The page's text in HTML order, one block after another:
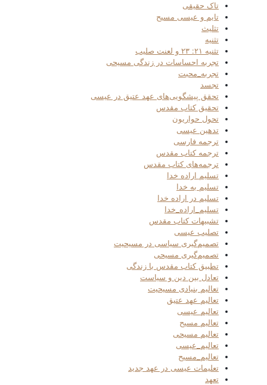
تاک حقیقی
تایم و عیسی مسیح
تثلیث
تثنیه
تثنیه ۲۱: ۲۳ و لعنت صلیب
تجربه احساسات در زندگی مسیحی
تجربه_محبت
تجسد
تحقق پیشگویی‌های عهد عتیق در عیسی
تحقیق کتاب مقدس
تحول حواریون
تدهین عیسی
ترجمه فارسی
ترجمه کتاب مقدس
ترجمه‌های کتاب مقدس
تسلیم اراده خدا
تسلیم به خدا
تسلیم در اراده خدا
تسلیم_اراده_خدا
تشبیهات کتاب مقدس
تصلیب عیسی
تصمیم‌گیری سیاسی در مسیحیت
تصمیم‌گیری مسیحی
تطبیق کتاب مقدس با زندگی
تعادل بین دین و سیاست
تعالیم بنیادی مسیحیت
تعالیم عهد عتیق
تعالیم عیسی
تعالیم مسیح
تعالیم مسیحی
تعالیم_عیسی
تعالیم_مسیح
تعلیمات عیسی در عهد جدید
تعهد